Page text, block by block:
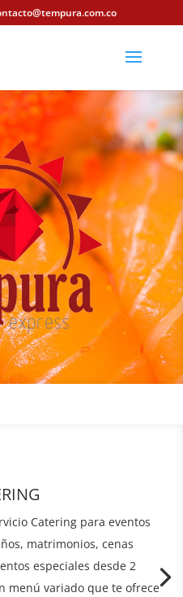
Catering para eventos
matrimonios, cenas
especiales desde 2
menú variado que te ofrece